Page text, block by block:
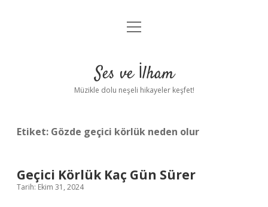
Anasayfa
Yasal Uyarı
menüyü
Ses ve İlham
Müzikle dolu neşeli hikayeler keşfet!
Etiket: Gözde geçici körlük neden olur
Geçici Körlük Kaç Gün Sürer
Tarih: Ekim 31, 2024